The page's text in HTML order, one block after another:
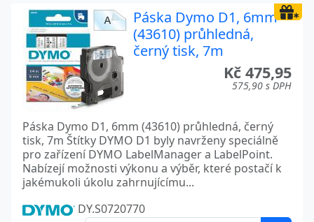
Páska Dymo D1, 6mm
(43610) průhledná,
černý tisk, 7m
Kč 475,95
575,90 s DPH
Páska Dymo D1, 6mm (43610) průhledná, černý
tisk, 7m Štítky DYMO D1 byly navrženy speciálně
pro zařízení DYMO LabelManager a LabelPoint.
Nabízejí možnosti výkonu a výběr, které postačí k
jakémukoli úkolu zahrnujícímu...
DY.S0720770